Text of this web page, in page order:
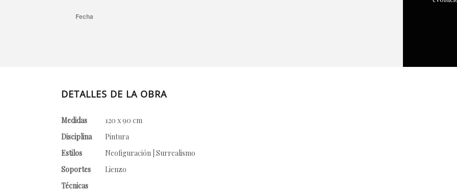
DETALLES DE LA OBRA
Medidas
120 x 90 cm
Disciplina
Pintura
Estilos
Neofiguración | Surrealismo
Soportes
Lienzo
Técnicas